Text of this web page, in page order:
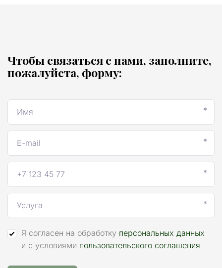
Чтобы связаться с нами, заполните,
пожалуйста, форму:
*
*
*
*
Я согласен на обработку персональных данных
и с условиями пользовательского соглашения